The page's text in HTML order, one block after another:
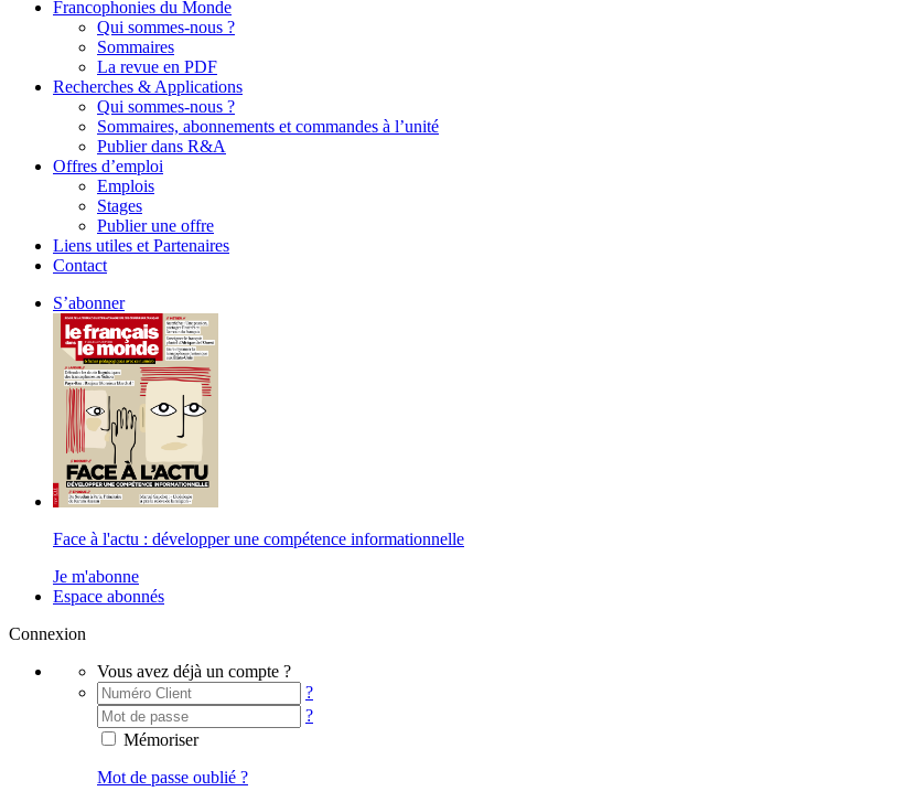
Francophonies du Monde
Qui sommes-nous ?
Sommaires
La revue en PDF
Recherches & Applications
Qui sommes-nous ?
Sommaires, abonnements et commandes à l’unité
Publier dans R&A
Offres d’emploi
Emplois
Stages
Publier une offre
Liens utiles et Partenaires
Contact
S’abonner
Face à l'actu : développer une compétence informationnelle
Je m'abonne
Espace abonnés
Connexion
Vous avez déjà un compte ?
?
?
Mémoriser
Mot de passe oublié ?